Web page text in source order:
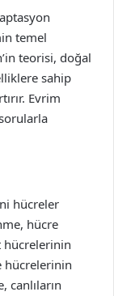
temel
teorisi, doğal
sahip
Evrim
hücreler
hücre
hücrelerinin
hücrelerinin